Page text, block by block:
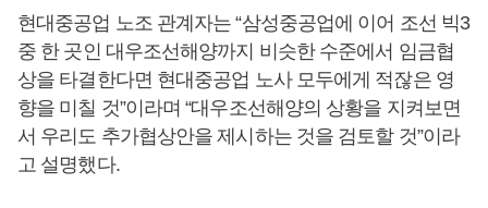
현대중공업 노조 관계자는 “삼성중공업에 이어 조선 빅3
중 한 곳인 대우조선해양까지 비슷한 수준에서 임금협
상을 타결한다면 현대중공업 노사 모두에게 적잖은 영
향을 미칠 것”이라며 “대우조선해양의 상황을 지켜보면
서 우리도 추가협상안을 제시하는 것을 검토할 것”이라
고 설명했다.